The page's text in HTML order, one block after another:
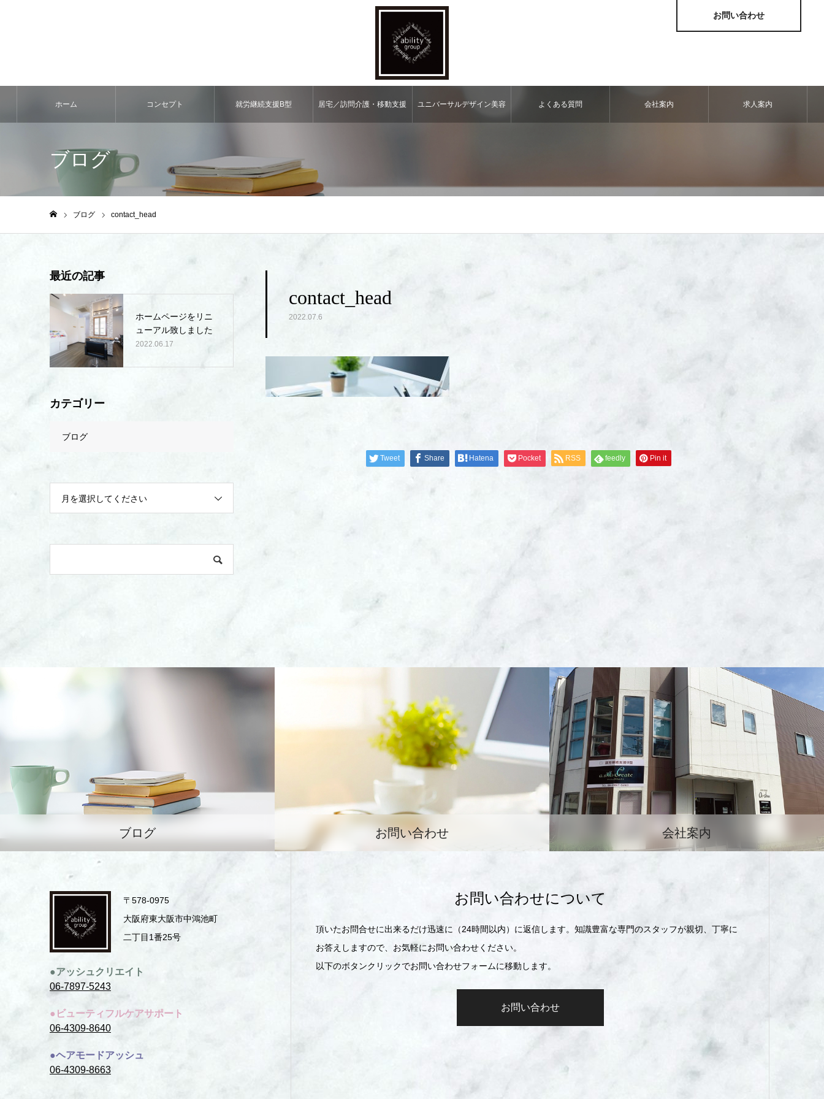
お問い合わせ
ホーム コンセプト 就労継続⽀援B型 居宅／訪問介護・移動⽀援 ユニバーサルデザイン美容 よくある質問 会社案内 求人案内
ブログ
ブログ contact_head
contact_head
2022.07.6
Tweet Share Hatena Pocket RSS feedly Pin it
最近の記事
ホームページをリニ
ューアル致しました
2022.06.17
カテゴリー
ブログ
月を選択してください
ブログ お問い合わせ 会社案内
〒578-0975
⼤阪府東⼤阪市中鴻池町
⼆丁⽬1番25号
●アッシュクリエイト
06-7897-5243
●ビューティフルケアサポート
06-4309-8640
●ヘアモードアッシュ
06-4309-8663
お問い合わせについて
頂いたお問合せに出来るだけ迅速に（24時間以内）に返信します。知識豊富な専門のスタッフが親切、丁寧に
お答えしますので、お気軽にお問い合わせください。
以下のボタンクリックでお問い合わせフォームに移動します。
お問い合わせ